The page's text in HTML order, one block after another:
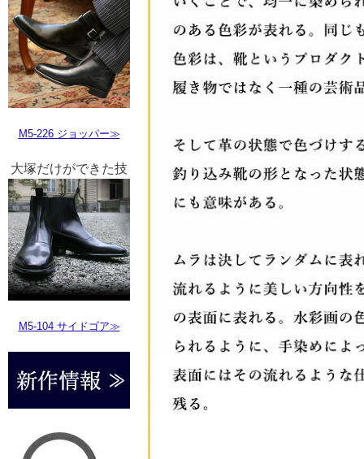
M5-226 ジョッパー≫
大塚だけができた技
M5-104 サイドゴア≫